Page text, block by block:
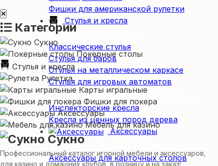
Фишки для американской рулетки
Стулья и кресла
Стулья для казино
Классические стулья
Стулья для баров
Стулья на металлическом каркасе
Стулья для игровых автоматов
Специализированные кресла
Инспекторские кресла
Кресла из ценных пород дерева
Аксессуары
Для карточных столов
Аксессуары для карточных столов
Категории
Сукно
Покерные столы
Стулья и кресла
Рулетка
Карты игральные
Фишки для покера
Аксессуары
Мебель для казино
Сукно
Профессиональный каталог игорной мебели и аксессуаров,
для казино и домашних клубов, в розницу и на заказ!